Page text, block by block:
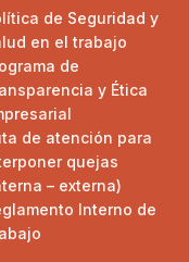
de Seguridad y
en el trabajo
de
y Ética
de atención para
quejas
– externa)
Interno de